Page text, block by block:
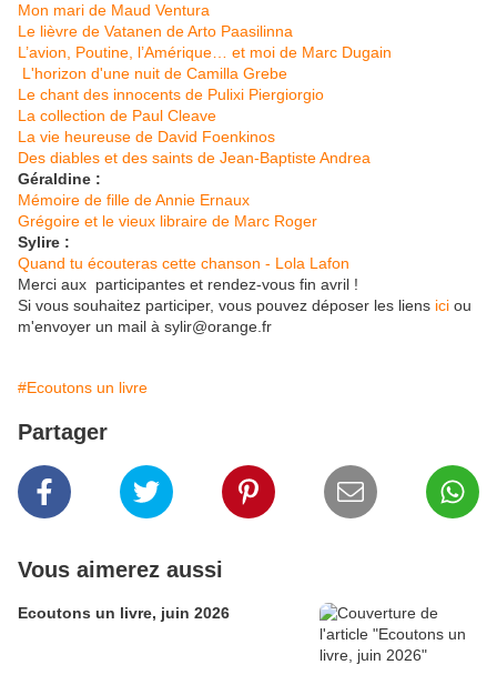
Mon mari de Maud Ventura
Le lièvre de Vatanen de Arto Paasilinna
L’avion, Poutine, l’Amérique… et moi de Marc Dugain
L'horizon d'une nuit de Camilla Grebe
Le chant des innocents de Pulixi Piergiorgio
La collection de Paul Cleave
La vie heureuse de David Foenkinos
Des diables et des saints de Jean-Baptiste Andrea
Géraldine :
Mémoire de fille de Annie Ernaux
Grégoire et le vieux libraire de Marc Roger
Sylire :
Quand tu écouteras cette chanson - Lola Lafon
Merci aux participantes et rendez-vous fin avril !
Si vous souhaitez participer, vous pouvez déposer les liens ici ou
m'envoyer un mail à sylir@orange.fr
#Ecoutons un livre
Partager
Vous aimerez aussi
Ecoutons un livre, juin 2026